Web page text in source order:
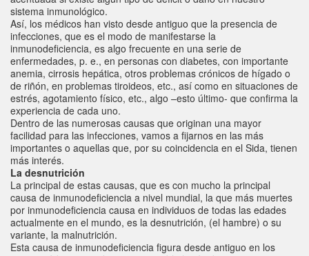
sistema inmunológico.
Así, los médicos han visto desde antiguo que la presencia de
infecciones, que es el modo de manifestarse la
inmunodeficiencia, es algo frecuente en una serie de
enfermedades, p. e., en personas con diabetes, con importante
anemia, cirrosis hepática, otros problemas crónicos de hígado o
de riñón, en problemas tiroideos, etc., así como en situaciones de
estrés, agotamiento físico, etc., algo –esto último- que confirma la
experiencia de cada uno.
Dentro de las numerosas causas que originan una mayor
facilidad para las infecciones, vamos a fijarnos en las más
importantes o aquellas que, por su coincidencia en el Sida, tienen
más interés.
La desnutrición
La principal de estas causas, que es con mucho la principal
causa de inmunodeficiencia a nivel mundial, la que más muertes
por inmunodeficiencia causa en individuos de todas las edades
actualmente en el mundo, es la desnutrición, (el hambre) o su
variante, la malnutrición.
Esta causa de inmunodeficiencia figura desde antiguo en los